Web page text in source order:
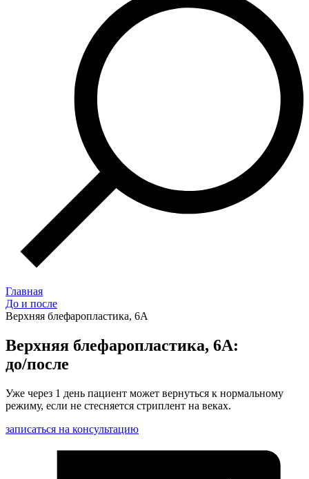
Главная
До и после
Верхняя блефаропластика, 6А
Верхняя блефаропластика, 6А:
до/после
Уже через 1 день пациент может вернуться к нормальному
режиму, если не стесняется стриплент на веках.
записаться на консультацию